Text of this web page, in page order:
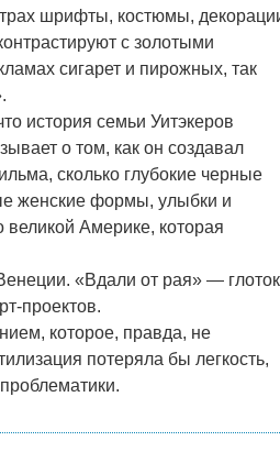
шрифты, костюмы,
с золотыми
сигарет и пирожных, так
история семьи Уитэкеров
о том, как он создавал
сколько глубокие черные
женские формы, улыбки и
великой Америке, которая
«Вдали от рая» — глоток
проектов.
которое, правда, не
потеряла бы легкость,